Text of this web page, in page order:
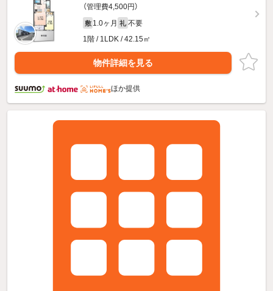
（管理費4,500円）
敷 1.0ヶ月 礼 不要
1階 / 1LDK / 42.15㎡
物件詳細を見る
ほか提供